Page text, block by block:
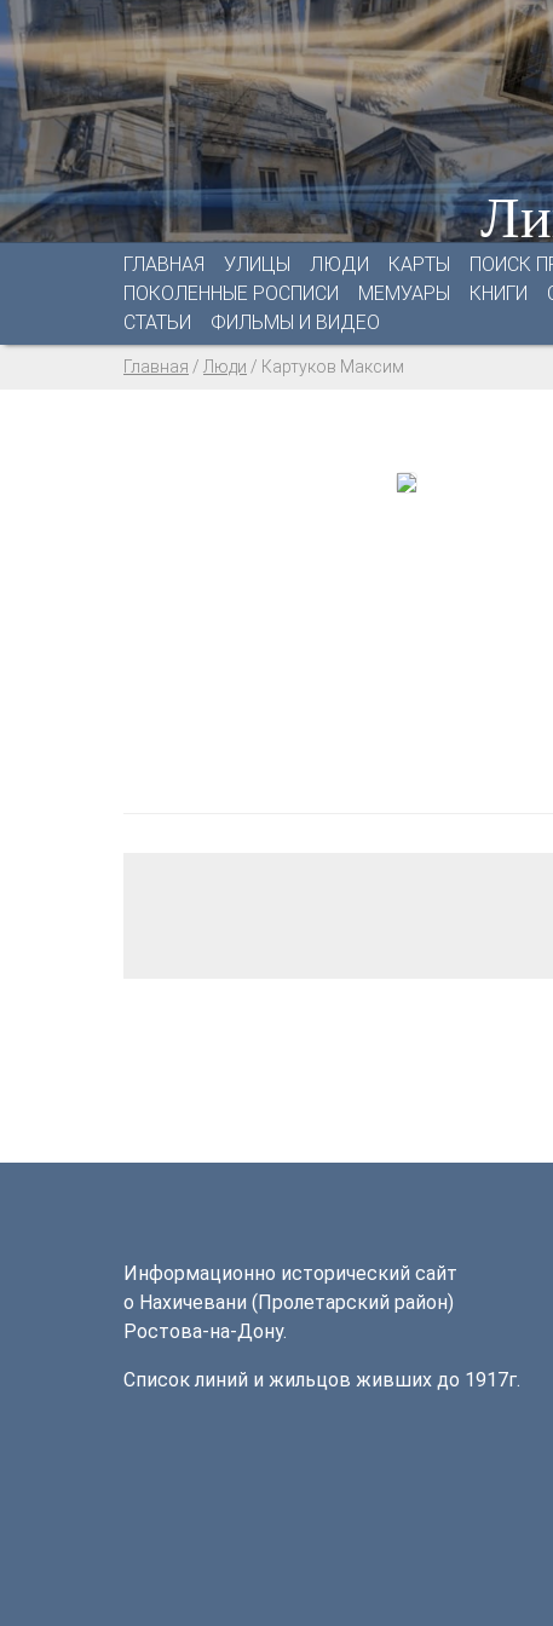
ГЛАВНАЯ УЛИЦЫ ЛЮДИ КАРТЫ ПОИСК
ПОКОЛЕННЫЕ РОСПИСИ
МЕМУАРЫ КНИГИ
СТАТЬИ
ФИЛЬМЫ И ВИДЕО
Главная / Люди / Картуков Максим
Информационно исторический сайт
о Нахичевани (Пролетарский район)
Ростова-на-Дону.
Список линий и жильцов живших до 1917г.